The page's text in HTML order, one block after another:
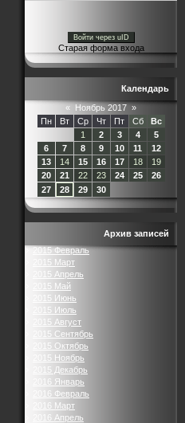
Войти через uID
Старая форма входа
Календарь
« Ноябрь 2017 »
Пн
Вт Ср Чт Пт Сб
Вс
1
2 3 4
5
6
7 8 9 10 11
12
13
14 15 16 17 18
19
20
21 22 23 24 25
26
27
28 29 30
Архив записей
2015 Февраль
2015 Март
2015 Апрель
2015 Май
2015 Июнь
2015 Июль
2015 Август
2015 Сентябрь
2015 Октябрь
2015 Ноябрь
2015 Декабрь
2016 Январь
2016 Февраль
2016 Март
2016 Апрель